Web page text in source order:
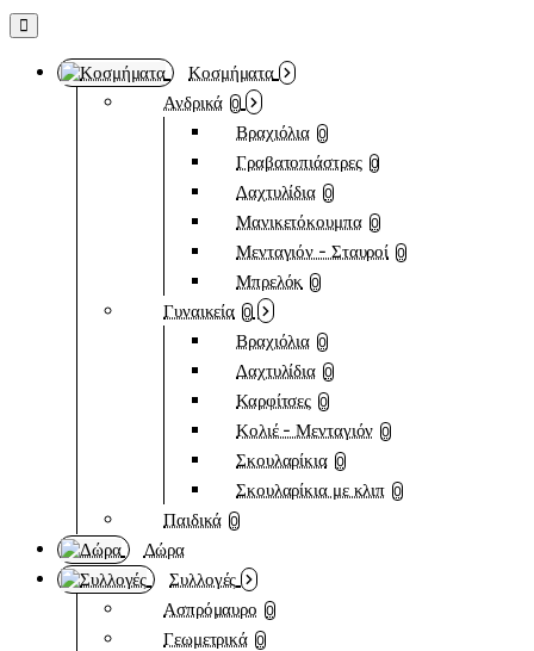
Κοσμήματα
Ανδρικά 0
Βραχιόλια 0
Γραβατοπιάστρες 0
Δαχτυλίδια 0
Μανικετόκουμπα 0
Μενταγιόν - Σταυροί 0
Μπρελόκ 0
Γυναικεία 0
Βραχιόλια 0
Δαχτυλίδια 0
Καρφίτσες 0
Κολιέ - Μενταγιόν 0
Σκουλαρίκια 0
Σκουλαρίκια με κλιπ 0
Παιδικά 0
Δώρα
Συλλογές
Ασπρόμαυρο 0
Γεωμετρικά 0